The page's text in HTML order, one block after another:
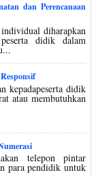
dan Perencanaan
individual diharapkan
didik dalam
kepadapeserta didik
atau membutuhkan
telepon pintar
para pendidik untuk